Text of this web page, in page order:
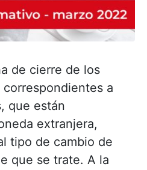
de cierre de los
a
que están
extranjera,
tipo de cambio de
que se trate. A la